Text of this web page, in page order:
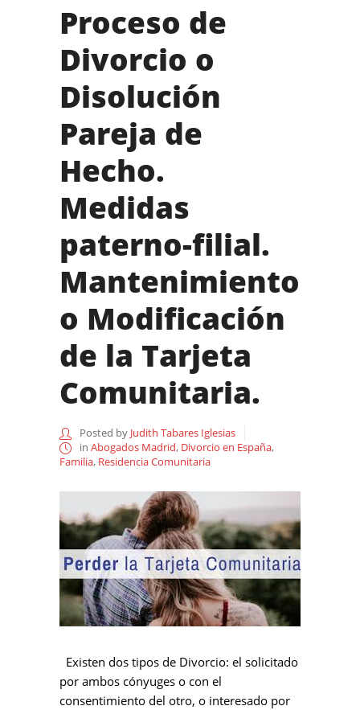
Proceso de
Divorcio o
Disolución
Pareja de
Hecho.
Medidas
paterno-filial.
Mantenimiento
o Modificación
de la Tarjeta
Comunitaria.
Posted by Judith Tabares Iglesias
in Abogados Madrid, Divorcio en España,
Familia, Residencia Comunitaria
Existen dos tipos de Divorcio: el solicitado
por ambos cónyuges o con el
consentimiento del otro, o interesado por